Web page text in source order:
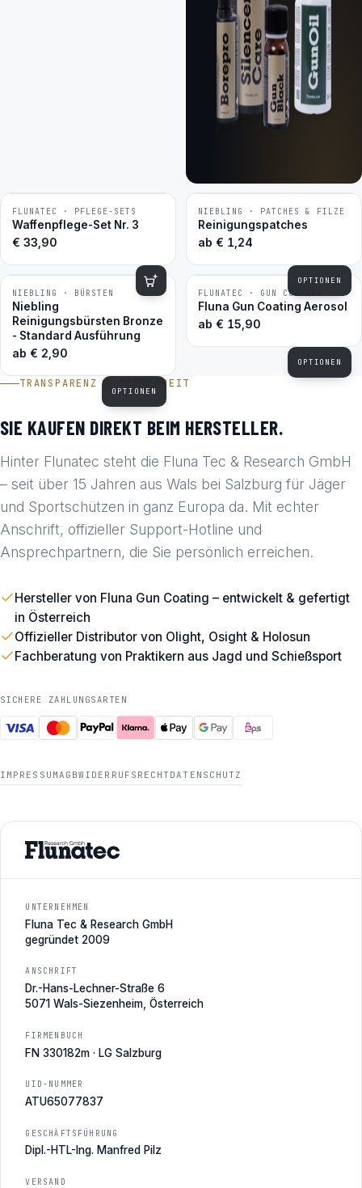
BESTSELLER
FLUNATEC · PFLEGE-SETS
Waffenpflege-Set Nr. 3
€ 33,90
BESTSELLER
NIEBLING · PATCHES & FILZE
Reinigungspatches
ab € 1,24
OPTIONEN
BESTSELLER
NIEBLING · BÜRSTEN
Niebling
Reinigungsbürsten Bronze
- Standard Ausführung
ab € 2,90
OPTIONEN
BESTSELLER
FLUNATEC · GUN COATING
Fluna Gun Coating Aerosol
ab € 15,90
OPTIONEN
TRANSPARENZ & SICHERHEIT
SIE KAUFEN DIREKT BEIM HERSTELLER.
Hinter Flunatec steht die Fluna Tec & Research GmbH
– seit über 15 Jahren aus Wals bei Salzburg für Jäger
und Sportschützen in ganz Europa da. Mit echter
Anschrift, offizieller Support-Hotline und
Ansprechpartnern, die Sie persönlich erreichen.
Hersteller von Fluna Gun Coating – entwickelt & gefertigt
in Österreich
Offizieller Distributor von Olight, Osight & Holosun
Fachberatung von Praktikern aus Jagd und Schießsport
SICHERE ZAHLUNGSARTEN
IMPRESSUM AGBWIDERRUFSRECHT DATENSCHUTZ
UNTERNEHMEN
Fluna Tec & Research GmbH
gegründet 2009
ANSCHRIFT
Dr.-Hans-Lechner-Straße 6
5071 Wals-Siezenheim, Österreich
FIRMENBUCH
FN 330182m · LG Salzburg
UID-NUMMER
ATU65077837
GESCHÄFTSFÜHRUNG
Dipl.-HTL-Ing. Manfred Pilz
VERSAND